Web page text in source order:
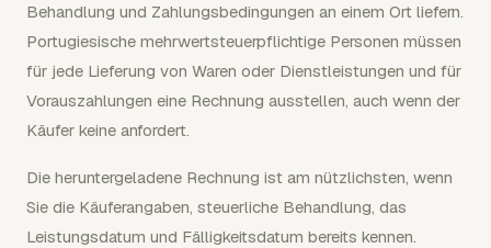
Behandlung und Zahlungsbedingungen an einem Ort liefern.
Portugiesische mehrwertsteuerpflichtige Personen müssen
für jede Lieferung von Waren oder Dienstleistungen und für
Vorauszahlungen eine Rechnung ausstellen, auch wenn der
Käufer keine anfordert.
Die heruntergeladene Rechnung ist am nützlichsten, wenn
Sie die Käuferangaben, steuerliche Behandlung, das
Leistungsdatum und Fälligkeitsdatum bereits kennen.